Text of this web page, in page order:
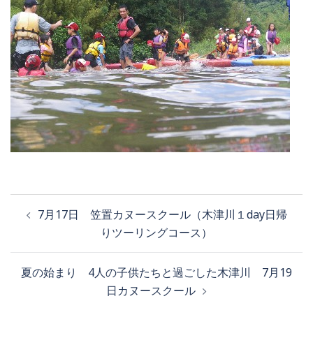
7月17日 笠置カヌースクール（木津川１day日帰
りツーリングコース）
夏の始まり 4人の子供たちと過ごした木津川 7月19
日カヌースクール